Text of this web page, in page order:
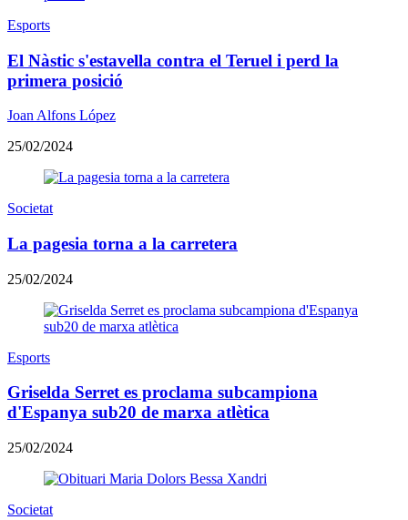
Esports
El Nàstic s'estavella contra el Teruel i perd la
primera posició
Joan Alfons López
25/02/2024
Societat
La pagesia torna a la carretera
25/02/2024
Esports
Griselda Serret es proclama subcampiona
d'Espanya sub20 de marxa atlètica
25/02/2024
Societat